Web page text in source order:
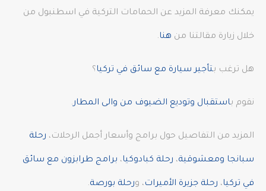
يمكنك معرفة المزيد عن الحمامات التركية في اسطنبول من
خلال زيارة مقالتنا من هنا.
هل ترغب بتأجير سيارة مع سائق في تركيا ؟
نقوم باستقبال وتوديع الضيوف من والى المطار.
المزيد من التفاصيل حول برامج وأسعار أجمل الرحلات، رحلة
سبانجا ومعشوقية، رحلة كبادوكيا، برامج طرابزون مع سائق
في تركيا، رحلة جزيرة الأميرات، ورحلة بورصة.